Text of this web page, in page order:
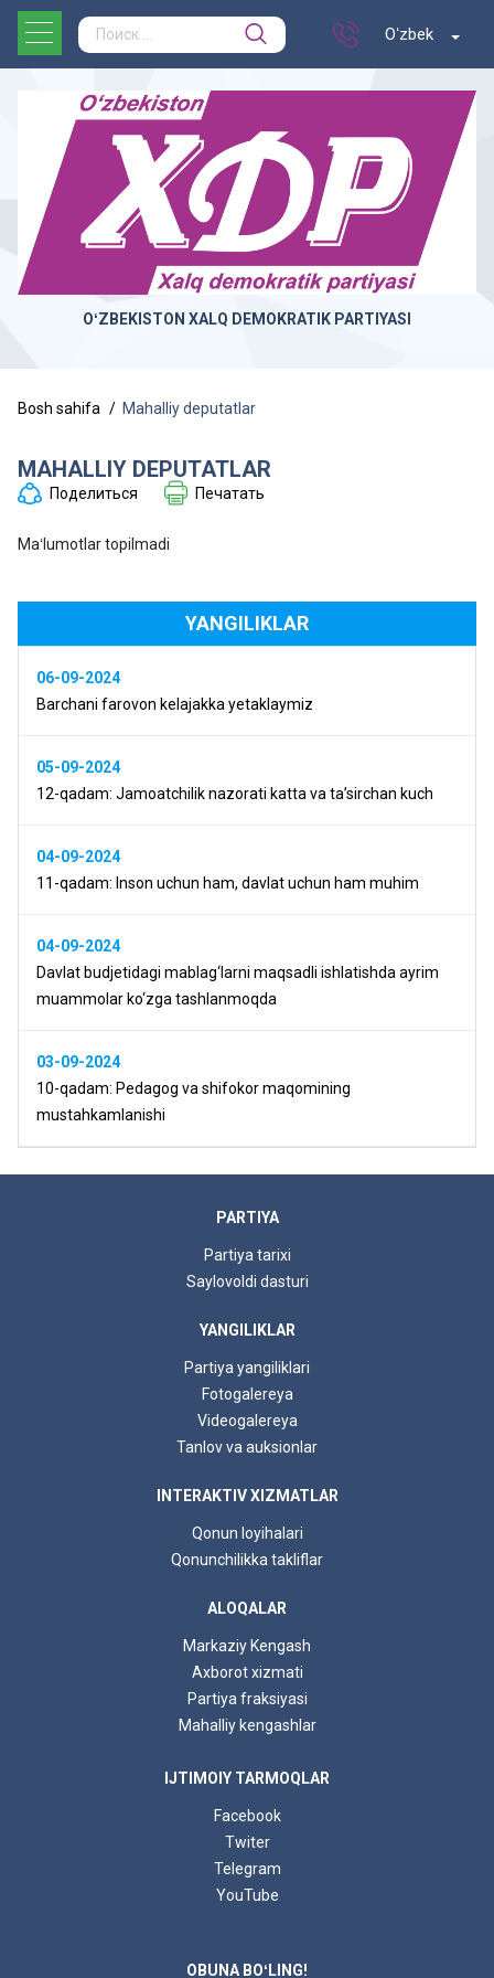
Oʻzbek
OʻZBEKISTON XALQ DEMOKRATIK PARTIYASI
Bosh sahifa Mahalliy deputatlar
MAHALLIY DEPUTATLAR
Поделиться Печатать
Maʻlumotlar topilmadi
YANGILIKLAR
06-09-2024
Barchani farovon kelajakka yetaklaymiz
05-09-2024
12-qadam: Jamoatchilik nazorati katta va ta’sirchan kuch
04-09-2024
11-qadam: Inson uchun ham, davlat uchun ham muhim
04-09-2024
Davlat budjetidagi mablag‘larni maqsadli ishlatishda ayrim
muammolar ko‘zga tashlanmoqda
03-09-2024
10-qadam: Pedagog va shifokor maqomining
mustahkamlanishi
PARTIYA
Partiya tarixi
Saylovoldi dasturi
YANGILIKLAR
Partiya yangiliklari
Fotogalereya
Videogalereya
Tanlov va auksionlar
INTERAKTIV XIZMATLAR
Qonun loyihalari
Qonunchilikka takliflar
ALOQALAR
Markaziy Kengash
Axborot xizmati
Partiya fraksiyasi
Mahalliy kengashlar
IJTIMOIY TARMOQLAR
Facebook
Twiter
Telegram
YouTube
OBUNA BOʻLING!